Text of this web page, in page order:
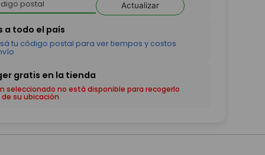
Actualizar
seleccionado no está disponible para recogerlo
de su ubicación